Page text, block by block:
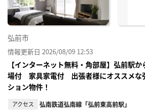
弘前市
情報更新日 2026/08/09 12:53
【インターネット無料・角部屋】弘前駅
場付 家具家電付 出張者様にオススメな
ション物件！
アクセス 弘南鉄道弘南線「弘前東高前駅」